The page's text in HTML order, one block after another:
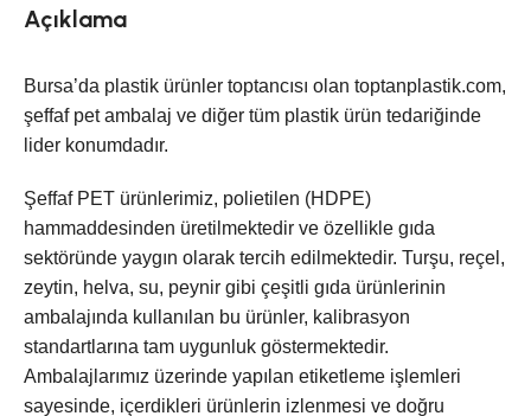
Açıklama
Bursa’da plastik ürünler toptancısı olan toptanplastik.com,
şeffaf pet ambalaj ve diğer tüm plastik ürün tedariğinde
lider konumdadır.
Şeffaf PET ürünlerimiz, polietilen (HDPE)
hammaddesinden üretilmektedir ve özellikle gıda
sektöründe yaygın olarak tercih edilmektedir. Turşu, reçel,
zeytin, helva, su, peynir gibi çeşitli gıda ürünlerinin
ambalajında kullanılan bu ürünler, kalibrasyon
standartlarına tam uygunluk göstermektedir.
Ambalajlarımız üzerinde yapılan etiketleme işlemleri
sayesinde, içerdikleri ürünlerin izlenmesi ve doğru